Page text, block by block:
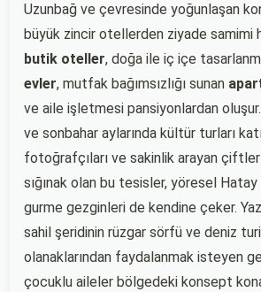
Uzunbağ ve çevresinde yoğunlaşan
büyük zincir otellerden ziyade samimi
butik oteller, doğa ile iç içe
evler, mutfak bağımsızlığı sunan
ve aile işletmesi pansiyonlardan
ve sonbahar aylarında kültür turları
fotoğrafçıları ve sakinlik arayan
sığınak olan bu tesisler, yöresel Hatay
gurme gezginleri de kendine çeker.
sahil şeridinin rüzgar sörfü ve deniz
olanaklarından faydalanmak isteyen
çocuklu aileler bölgedeki konsept